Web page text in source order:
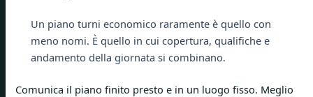
Un piano turni economico raramente è quello con
meno nomi. È quello in cui copertura, qualifiche e
andamento della giornata si combinano.
Comunica il piano finito presto e in un luogo fisso. Meglio